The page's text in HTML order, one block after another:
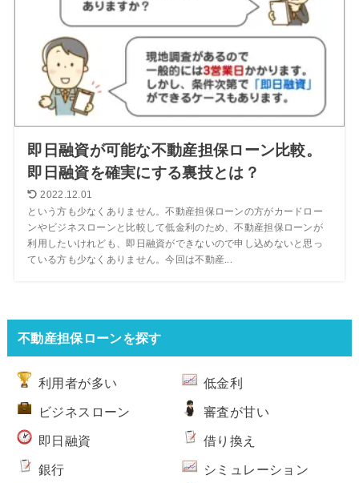
即日融資が可能な不動産担保ローン比較。
即日融資を確実にする裏技とは？
2022.12.01
という方も少なくありません。不動産担保ローンの方がカードロー
ンやビジネスローンと比較して低金利のため、不動産担保ローンが
利用したいけれども、即日融資ができないので申し込めないと思っ
ている方も少なくありません。今回は不動産...
不動産担保ローンを探す
利用者が多い 低金利
ビジネスローン 審査が甘い
即日融資 借り換え
銀行 シミュレーション